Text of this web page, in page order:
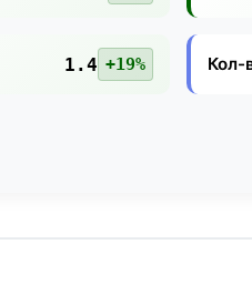
1.4 +19% Кол-